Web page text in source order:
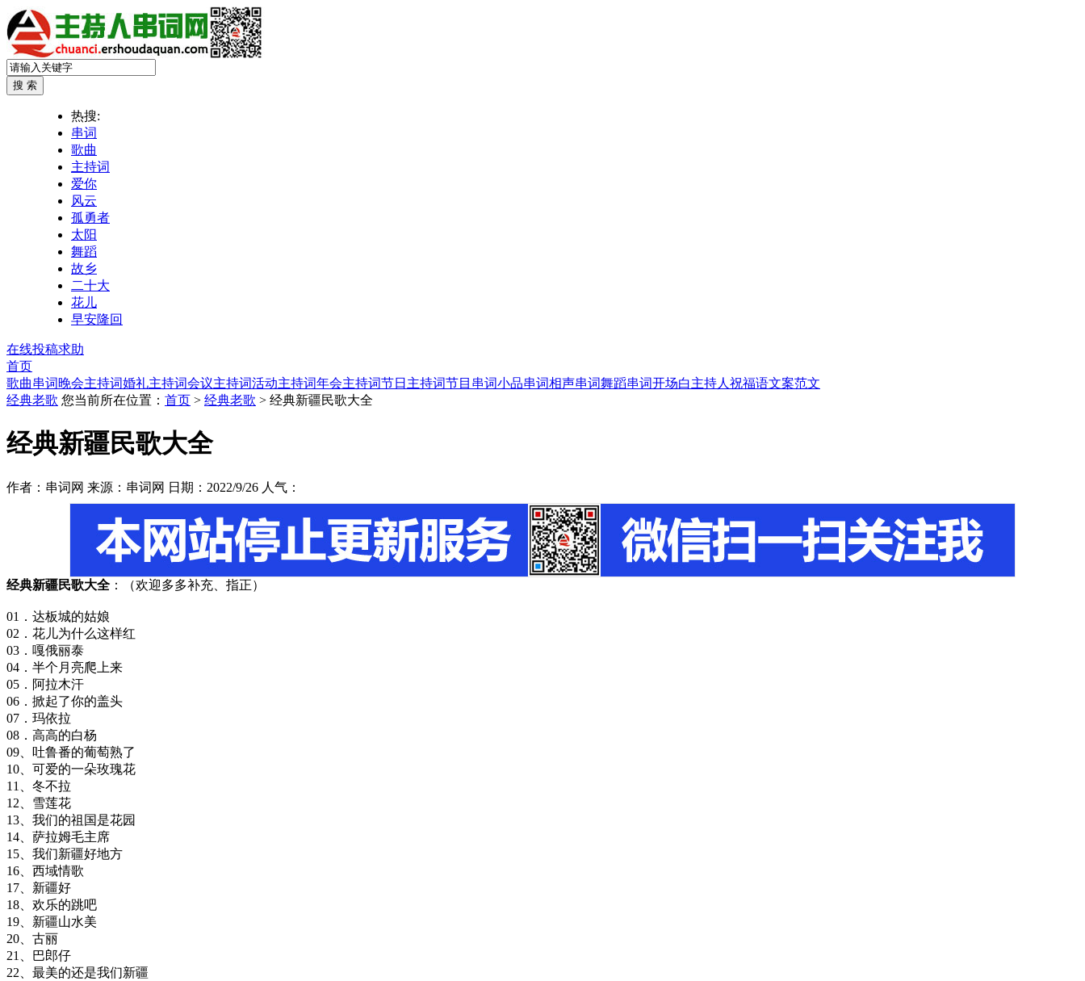
热搜:
串词
歌曲
主持词
爱你
风云
孤勇者
太阳
舞蹈
故乡
二十大
花儿
早安隆回
在线投稿求助
首页
歌曲串词晚会主持词婚礼主持词会议主持词活动主持词年会主持词节日主持词节目串词小品串词相声串词舞蹈串词开场白主持人 祝福语文案范文
经典老歌 您当前所在位置： 首页 > 经典老歌 > 经典新疆民歌大全
经典新疆民歌大全
作者：串词网 来源：串词网 日期：2022/9/26 人气：
经典新疆民歌大全 ：（欢迎多多补充、指正）
01．达板城的姑娘
02．花儿为什么这样红
03．嘎俄丽泰
04．半个月亮爬上来
05．阿拉木汗
06．掀起了你的盖头
07．玛依拉
08．高高的白杨
09、吐鲁番的葡萄熟了
10、可爱的一朵玫瑰花
11、冬不拉
12、雪莲花
13、我们的祖国是花园
14、萨拉姆毛主席
15、我们新疆好地方
16、西域情歌
17、新疆好
18、欢乐的跳吧
19、新疆山水美
20、古丽
21、巴郎仔
22、最美的还是我们新疆